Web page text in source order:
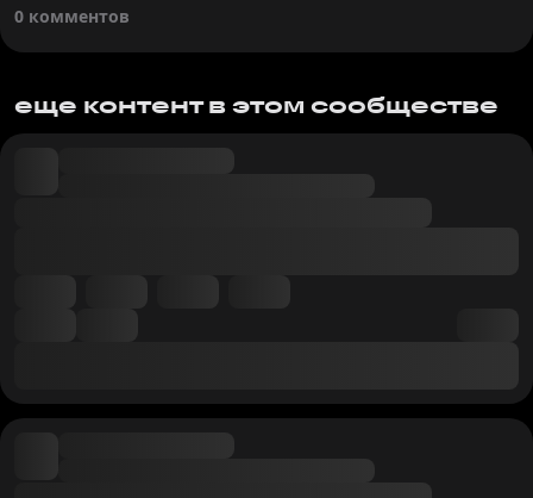
0 комментов
еще контент в этом сообществе